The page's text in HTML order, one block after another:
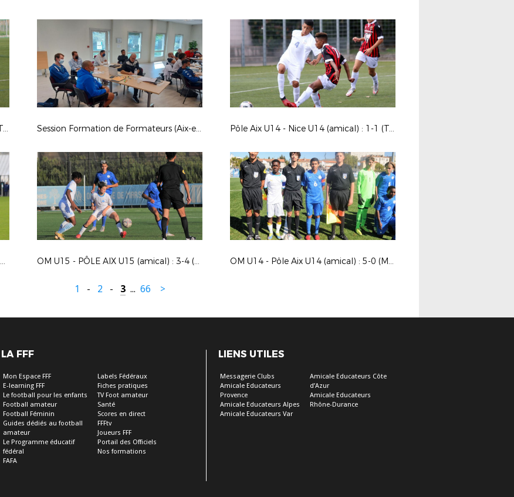
Pôle Aix U15 - Nice U15 (amical) : 0-1 (Trans-en-Provence) Session Formation de Formateurs (Aix-en-Provence) Pôle Aix U14 - Nice U14 (amical) : 1-1 (Trans-en-Provence)
OM - Cannet-Rocheville : 4-1 (32èmes de finale de la Coupe de France) OM U15 - PÔLE AIX U15 (amical) : 3-4 (Marseille) OM U14 - Pôle Aix U14 (amical) : 5-0 (Marseille)
1 - 2 - 3 ... 66 >
LA FFF
Mon Espace FFF
E-learning FFF
Le football pour les enfants
Football amateur
Football Féminin
Guides dédiés au football
amateur
Le Programme éducatif
fédéral
FAFA
Labels Fédéraux
Fiches pratiques
TV Foot amateur
Santé
Scores en direct
FFFtv
Joueurs FFF
Portail des Officiels
Nos formations
LIENS UTILES
Messagerie Clubs
Amicale Educateurs
Provence
Amicale Educateurs Alpes
Amicale Educateurs Var
Amicale Educateurs Côte
d’Azur
Amicale Educateurs
Rhône-Durance